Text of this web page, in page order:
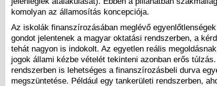
komolyan az államosítás koncepciója.
Az iskolák finanszírozásában meglévő
gondot jelentenek a magyar oktatási rendszerben, a
tehát nagyon is indokolt. Az egyetlen reális
jogok állami kézbe vételét tekinteni azonban erős
rendszerben is lehetséges a finanszírozásbeli durva
megszüntetése. Például egy tankerületi rendszerben,